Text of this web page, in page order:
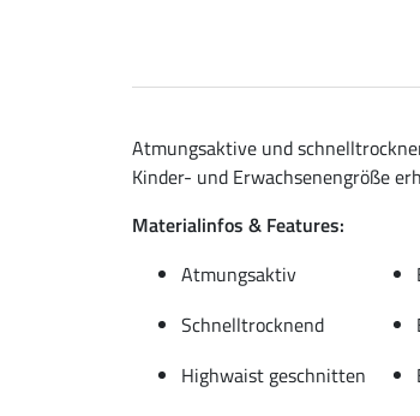
Atmungsaktive und
Kinder- und Erwachsenengröße
Materialinfos & Features:
Atmungsaktiv
Schnelltrocknend
Highwaist geschnitten